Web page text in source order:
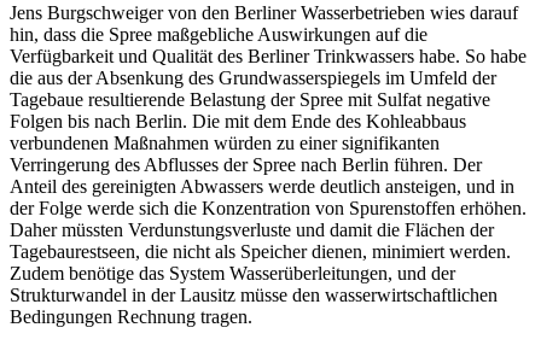
Jens Burgschweiger von den Berliner Wasserbetrieben wies darauf
hin, dass die Spree maßgebliche Auswirkungen auf die
Verfügbarkeit und Qualität des Berliner Trinkwassers habe. So habe
die aus der Absenkung des Grundwasserspiegels im Umfeld der
Tagebaue resultierende Belastung der Spree mit Sulfat negative
Folgen bis nach Berlin. Die mit dem Ende des Kohleabbaus
verbundenen Maßnahmen würden zu einer signifikanten
Verringerung des Abflusses der Spree nach Berlin führen. Der
Anteil des gereinigten Abwassers werde deutlich ansteigen, und in
der Folge werde sich die Konzentration von Spurenstoffen erhöhen.
Daher müssten Verdunstungsverluste und damit die Flächen der
Tagebaurestseen, die nicht als Speicher dienen, minimiert werden.
Zudem benötige das System Wasserüberleitungen, und der
Strukturwandel in der Lausitz müsse den wasserwirtschaftlichen
Bedingungen Rechnung tragen.